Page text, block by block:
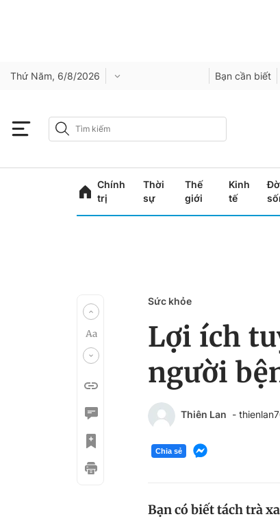
Thứ Năm, 6/8/2026 Bạn cần biết
Chính
trị
Thời
sự
Thế
giới
Kinh
tế
Sức khỏe
Lợi ích
người
Thiên Lan -
Chia sẻ
Bạn có biết tách trà